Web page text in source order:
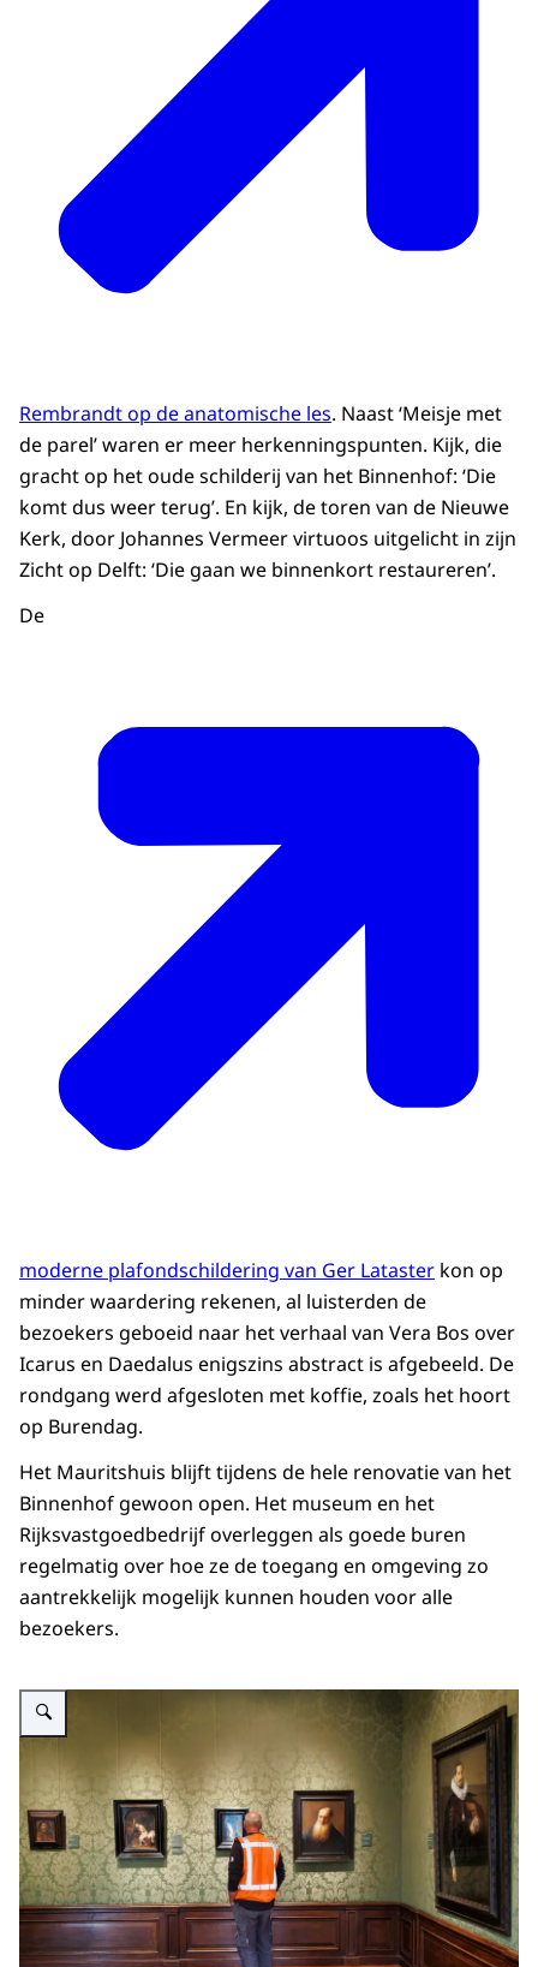
Rembrandt op de anatomische les. Naast ‘Meisje met
de parel’ waren er meer herkenningspunten. Kijk, die
gracht op het oude schilderij van het Binnenhof: ‘Die
komt dus weer terug’. En kijk, de toren van de Nieuwe
Kerk, door Johannes Vermeer virtuoos uitgelicht in zijn
Zicht op Delft: ‘Die gaan we binnenkort restaureren’.
De
moderne plafondschildering van Ger Lataster kon op
minder waardering rekenen, al luisterden de
bezoekers geboeid naar het verhaal van Vera Bos over
Icarus en Daedalus enigszins abstract is afgebeeld. De
rondgang werd afgesloten met koffie, zoals het hoort
op Burendag.
Het Mauritshuis blijft tijdens de hele renovatie van het
Binnenhof gewoon open. Het museum en het
Rijksvastgoedbedrijf overleggen als goede buren
regelmatig over hoe ze de toegang en omgeving zo
aantrekkelijk mogelijk kunnen houden voor alle
bezoekers.
Vergroot afbeelding Bouwmedewerker in rood hesje bekijkt werken van